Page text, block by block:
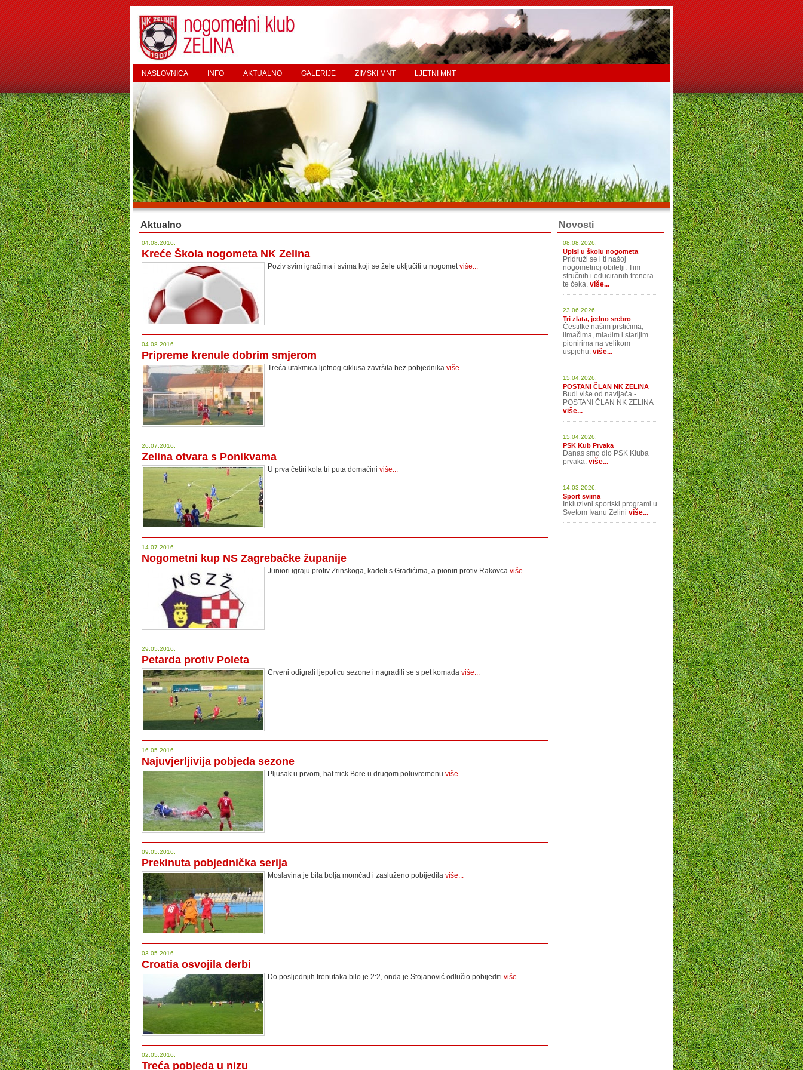
NASLOVNICA INFO AKTUALNO GALERIJE ZIMSKI MNT LJETNI MNT
Aktualno
04.08.2016.
Kreće Škola nogometa NK Zelina
Poziv svim igračima i svima koji se žele uključiti u nogometviše...
04.08.2016.
Pripreme krenule dobrim smjerom
Treća utakmica ljetnog ciklusa završila bez pobjednika više...
26.07.2016.
Zelina otvara s Ponikvama
U prva četiri kola tri puta domaćini više...
14.07.2016.
Nogometni kup NS Zagrebačke županije
Juniori igraju protiv Zrinskoga, kadeti s Gradićima, a pioniri protiv Rakovca više...
29.05.2016.
Petarda protiv Poleta
Crveni odigrali ljepoticu sezone i nagradili se s pet komada više...
16.05.2016.
Najuvjerljivija pobjeda sezone
Pljusak u prvom, hat trick Bore u drugom poluvremenu više...
09.05.2016.
Prekinuta pobjednička serija
Moslavina je bila bolja momčad i zasluženo pobijedila više...
03.05.2016.
Croatia osvojila derbi
Do posljednjih trenutaka bilo je 2:2, onda je Stojanović odlučio pobijediti više...
02.05.2016.
Treća pobjeda u nizu
Novosti
08.08.2026.
Upisi u školu nogometa
Pridruži se i ti našoj
nogometnoj obitelji. Tim
stručnih i educiranih trenera
te čeka. više...
23.06.2026.
Tri zlata, jedno srebro
Čestitke našim prstićima,
limačima, mlađim i starijim
pionirima na velikom
uspjehu. više...
15.04.2026.
POSTANI ČLAN NK ZELINA
Budi više od navijača -
POSTANI ČLAN NK ZELINA
više...
15.04.2026.
PSK Kub Prvaka
Danas smo dio PSK Kluba
prvaka. više...
14.03.2026.
Sport svima
Inkluzivni sportski programi u
Svetom Ivanu Zelini više...